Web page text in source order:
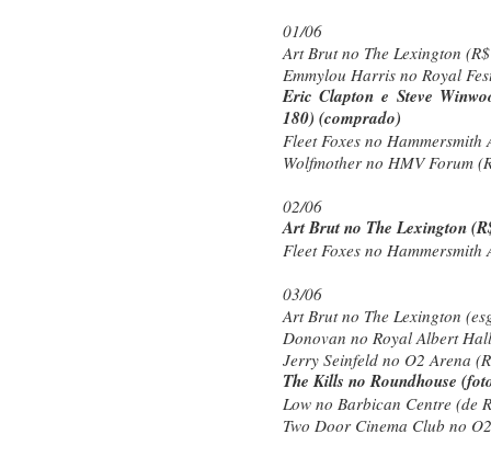
01/06
Art Brut no The Lexington
Emmylou Harris no Royal
Eric Clapton e Steve
180) (comprado)
Fleet Foxes no Hammersmith
Wolfmother no HMV Forum
02/06
Art Brut no The Lexington
Fleet Foxes no Hammersmith
03/06
Art Brut no The Lexington
Donovan no Royal Albert
Jerry Seinfeld no O2 Arena
The Kills no Roundhouse
Low no Barbican Centre (de
Two Door Cinema Club no